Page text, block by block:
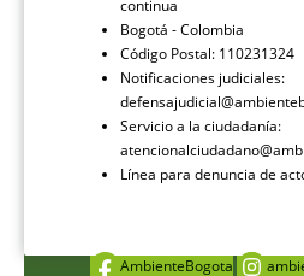
continua
Bogotá - Colombia
Código Postal: 110231324
Notificaciones judiciales:
Servicio a la ciudadanía:
Línea para denuncia de
AmbienteBogota